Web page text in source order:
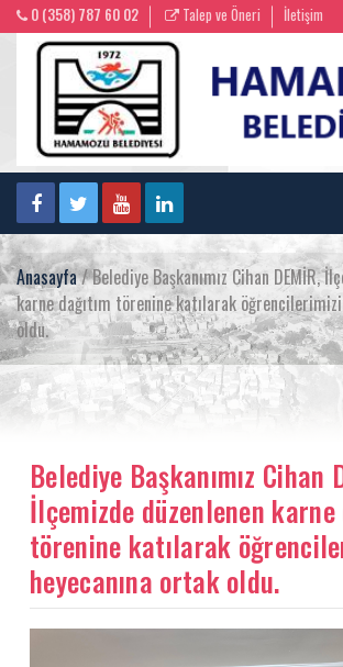
0 (358) 787 60 02 Talep ve Öneri İletişim
Anasayfa/ Belediye Başkanımız Cihan DEMİR,
karne dağıtım törenine katılarak
oldu.
Belediye Başkanımız Cihan
İlçemizde düzenlenen karne
törenine katılarak
heyecanına ortak oldu.